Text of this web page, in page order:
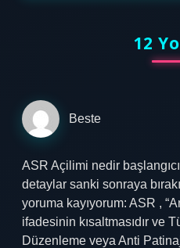
12
Beste
ASR Açilimi nedir
detaylar sanki sonraya
yoruma kayıyorum: ASR ,
ifadesinin kısaltmasıdır ve
Düzenleme veya Anti